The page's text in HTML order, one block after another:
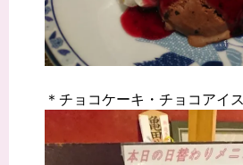
＊チョコケーキ・チョコアイ